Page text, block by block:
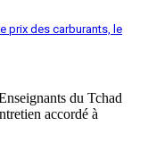
prix des carburants, le
du Tchad
accordé à